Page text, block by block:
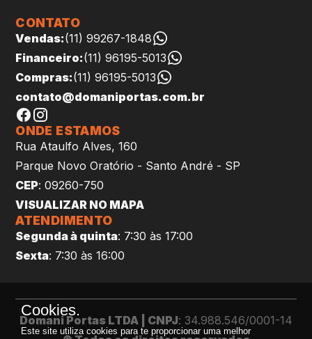
CONTATO
Vendas:(11) 99267-1848
Financeiro:(11) 96195-5013
Compras:(11) 96195-5013
contato@domaniportas.com.br
ONDE ESTAMOS
Rua Ataulfo Alves, 160
Parque Novo Oratório - Santo André - SP
CEP: 09260-750
VISUALIZAR NO MAPA
ATENDIMENTO
Segunda à quinta: 7:30 às 17:00
Sexta: 7:30 às 16:00
Domani Portas LTDA | CNPJ: 34.988.546/0001-14
Cookies.
Este site utiliza cookies para te proporcionar uma melhor